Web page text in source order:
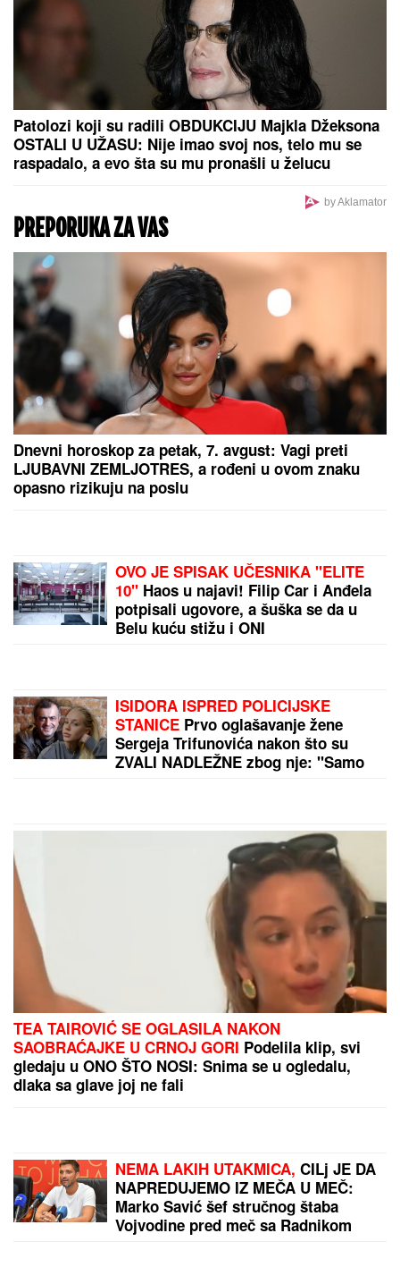
SVET PUCA NA DVA DELA, IRANU NOŽ U LEĐA:
zaista znači pakt Saudijske Arabije, Turske i
Pakistana?
Slavlje u domu Davida Dragojevića: Život im se
promenio potpuno! (FOTO)
Patolozi koji su radili OBDUKCIJU Majkla Džeksona
OSTALI U UŽASU: Nije imao svoj nos, telo mu se
raspadalo, a evo šta su mu pronašli u želucu
PREPORUKA ZA VAS
Dnevni horoskop za petak, 7. avgust: Vagi preti
LJUBAVNI ZEMLJOTRES, a rođeni u ovom znaku
opasno rizikuju na poslu
OVO JE SPISAK UČESNIKA "ELITE
10"Haos u najavi! Filip Car i Anđela
potpisali ugovore, a šuška se da u
Belu kuću stižu i ONI